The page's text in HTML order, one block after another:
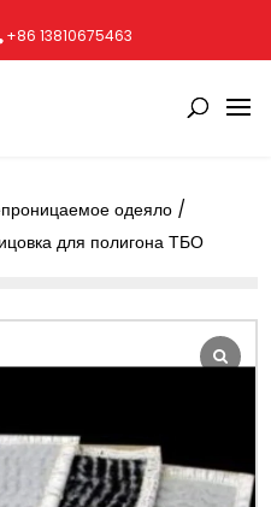
+86 13810675463
одеяло /
для полигона ТБО